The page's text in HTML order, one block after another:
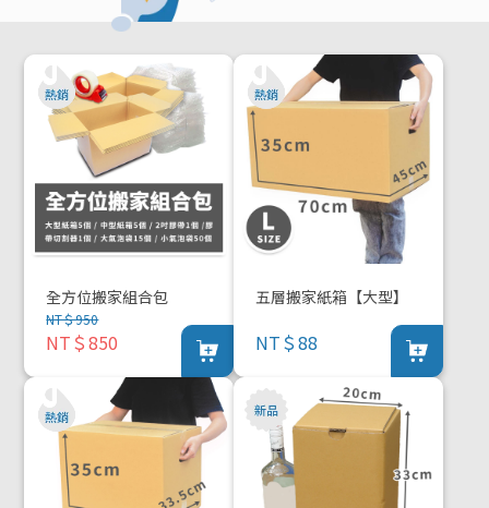
全方位搬家組合包
NT＄950
NT＄850
五層搬家紙箱【大型】
NT＄88